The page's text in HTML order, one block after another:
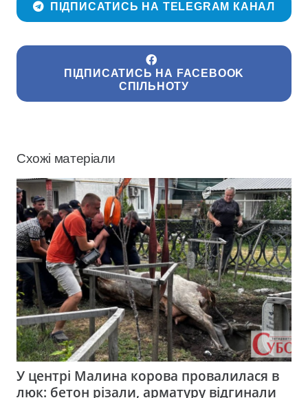
ПІДПИСАТИСЬ НА TELEGRAM КАНАЛ
ПІДПИСАТИСЬ НА FACEBOOK
СПІЛЬНОТУ
Схожі матеріали
У центрі Малина корова провалилася в
люк: бетон різали, арматуру відгинали